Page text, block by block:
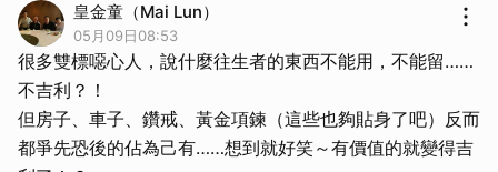
皇金童（Mai Lun）
05月09日08:53
很多雙標噁心人，說什麼往生者的東西不能用，不能留……
不吉利？！
但房子、車子、鑽戒、黃金項鍊（這些也夠貼身了吧）反而
都爭先恐後的佔為己有……想到就好笑～有價值的就變得吉